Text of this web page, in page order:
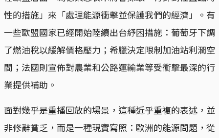
性的措施」來「處理能源衝擊並保護我們的經濟」。有
一些歐盟國家已經開始陸續出台紓困措施：葡萄牙下調
了燃油稅以緩解價格壓力；希臘決定限制加油站利潤空
間；法國則宣佈對農業和公路運輸業等受衝擊最深的行
業提供補助。
面對幾乎是重播回放的場景，這種近乎重複的表述，並
非修辭貧乏，而是一種現實寫照：歐洲的能源問題，從